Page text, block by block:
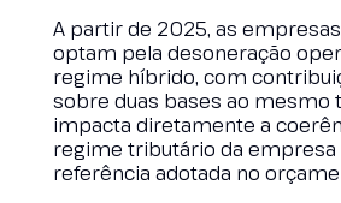
A partir de 2025, as
optam pela desoneração
regime híbrido, com
sobre duas bases ao mesmo
impacta diretamente a
regime tributário da empresa
referência adotada no